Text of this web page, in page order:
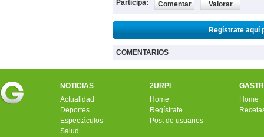
Participa: Comentar Valorar
Regístrate aquí
COMENTARIOS
NOTICIAS
Actualidad
Deportes
Espectáculos
Salud
2URPI
Home
Regístrate
Post de usuarios
Home